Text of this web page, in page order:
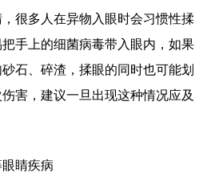
多人在异物入眼时会习惯性揉
手上的细菌病毒带入眼内，如果
石、碎渣，揉眼的同时也可能划
害，建议一旦出现这种情况应及
睛疾病